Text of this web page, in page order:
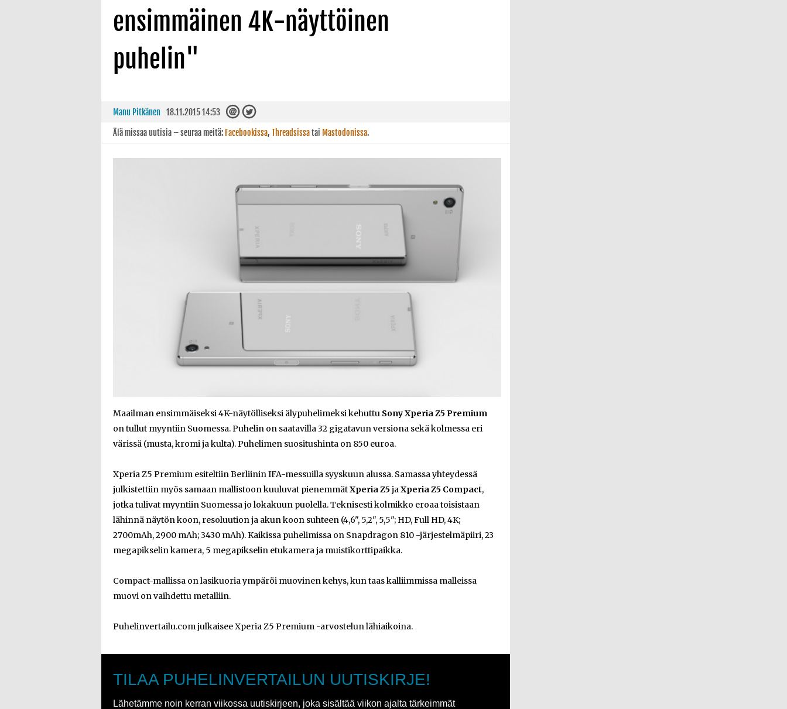
ensimmäinen 4K-näyttöinen
puhelin"
Manu Pitkänen 18.11.2015 14:53
Älä missaa uutisia – seuraa meitä: Facebookissa, Threadsissatai Mastodonissa.
Maailman ensimmäiseksi 4K-näytölliseksi älypuhelimeksi kehuttu Sony Xperia Z5 Premium
on tullut myyntiin Suomessa. Puhelin on saatavilla 32 gigatavun versiona sekä kolmessa eri
värissä (musta, kromi ja kulta). Puhelimen suositushinta on 850 euroa.
Xperia Z5 Premium esiteltiin Berliinin IFA-messuilla syyskuun alussa. Samassa yhteydessä
julkistettiin myös samaan mallistoon kuuluvat pienemmätXperia Z5jaXperia Z5 Compact,
jotka tulivat myyntiin Suomessa jo lokakuun puolella. Teknisesti kolmikko eroaa toisistaan
lähinnä näytön koon, resoluution ja akun koon suhteen (4,6", 5,2", 5,5"; HD, Full HD, 4K;
2700mAh, 2900 mAh; 3430 mAh). Kaikissa puhelimissa on Snapdragon 810 -järjestelmäpiiri, 23
megapikselin kamera, 5 megapikselin etukamera ja muistikorttipaikka.
Compact-mallissa on lasikuoria ympäröi muovinen kehys, kun taas kalliimmissa malleissa
muovi on vaihdettu metalliin.
Puhelinvertailu.com julkaisee Xperia Z5 Premium -arvostelun lähiaikoina.
TILAA PUHELINVERTAILUN UUTISKIRJE!
Lähetämme noin kerran viikossa uutiskirjeen, joka sisältää viikon ajalta tärkeimmät